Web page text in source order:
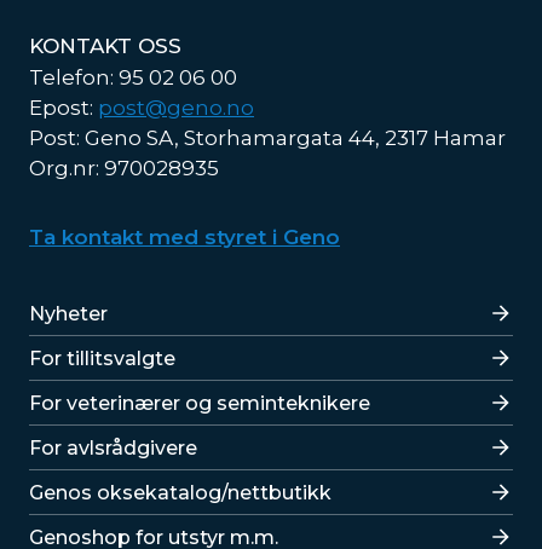
KONTAKT OSS
Telefon: 95 02 06 00
Epost: post@geno.no
Post: Geno SA, Storhamargata 44, 2317 Hamar
Org.nr: 970028935
Ta kontakt med styret i Geno
Lenker
Nyheter
For tillitsvalgte
For veterinærer og seminteknikere
For avlsrådgivere
Lenker
Genos oksekatalog/nettbutikk
Genoshop for utstyr m.m.